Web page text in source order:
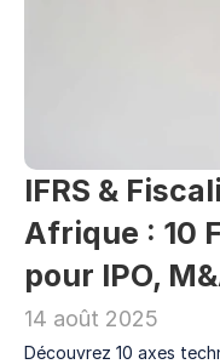
IFRS &
Afrique : 10
pour IPO,
14 août 2025
Découvrez 10 axes